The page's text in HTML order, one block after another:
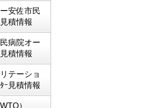
安佐市民
積情報
病院オー
積情報
テーショ
ｰ見積情報
）